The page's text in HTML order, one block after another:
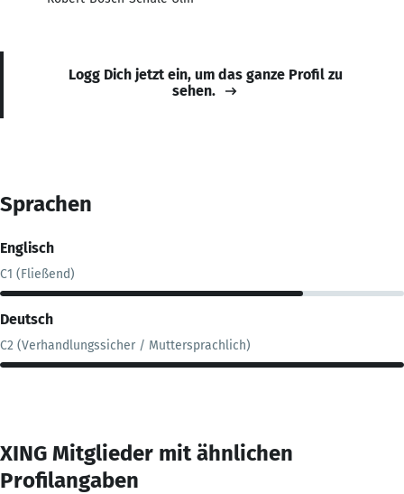
Logg Dich jetzt ein, um das ganze Profil zu
sehen.
Sprachen
Englisch
C1 (Fließend)
Deutsch
C2 (Verhandlungssicher / Muttersprachlich)
XING Mitglieder mit ähnlichen
Profilangaben